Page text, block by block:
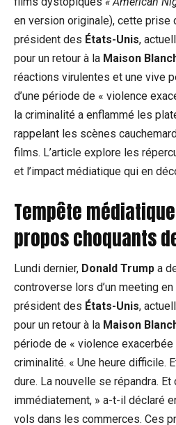
en version originale), cette prise
président des États-Unis,
pour un retour à la Maison
réactions virulentes et une vive
d’une période de « violence
la criminalité a enflammé les
rappelant les scènes
films. L’article explore les
et l’impact médiatique qui en
Tempête
propos choquants
Lundi dernier, Donald Trump a
controverse lors d’un meeting en
président des États-Unis,
pour un retour à la Maison
période de « violence
criminalité. « Une heure difficile.
dure. La nouvelle se répandra. Et
immédiatement, » a-t-il déclaré
vols dans les commerces. Ces